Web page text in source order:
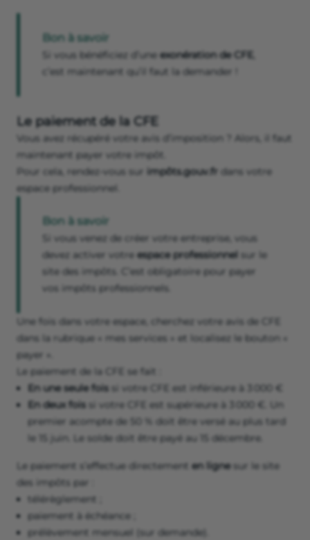
Bon à savoir
Si vous bénéficiez d’une exonération de CFE
c’est maintenant qu’il faut la demander !
Le paiement de la CFE
Vous avez récupéré votre avis d’imposition ? Alors, il faut
maintenant payer votre impôt.
Pour cela, rendez-vous sur
impôts.gouv.fr
dans votre
espace professionnel.
Bon à savoir
Si vous venez de créer votre entreprise, vous
devez activer votre espace professionnel sur le
site des impôts. C’est obligatoire pour payer
vos impôts professionnels.
Une fois dans votre espace, cherchez votre avis de CFE
dans la rubrique « mes services » et localisez le bouton «
payer ».
Le paiement de la CFE se fait :
En une seule fois si votre CFE est inférieure à 3 000 €
En deux fois si votre CFE est supérieure à 3 000 €. Un
premier acompte de 50 % doit être versé au plus tard
le 15 juin. Le solde doit être payé au 15 décembre.
Le paiement s’effectue directement en lignesur le site
des impôts par :
télérèglement ;
paiement à échéance ;
prélèvement mensuel (sur demande).